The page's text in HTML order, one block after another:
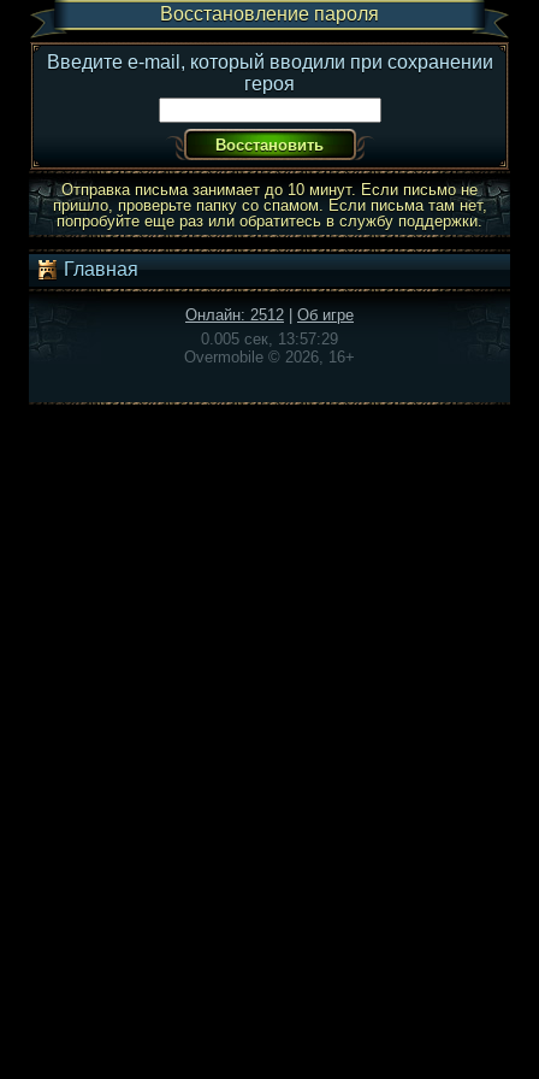
Восстановление пароля
Введите e-mail, который вводили при сохранении
героя
Отправка письма занимает до 10 минут. Если письмо не
пришло, проверьте папку со спамом. Если письма там нет,
попробуйте еще раз или обратитесь в службу поддержки.
Главная
Онлайн: 2512
Об игре
0.005 сек, 13:57:29
Overmobile © 2026, 16+